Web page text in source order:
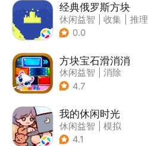
经典俄罗斯方块
休闲益智 收集
推理
| 古风
0.0
方块宝石滑消消
休闲益智
消除
4.7
我的休闲时光
休闲益智
模拟
4.1